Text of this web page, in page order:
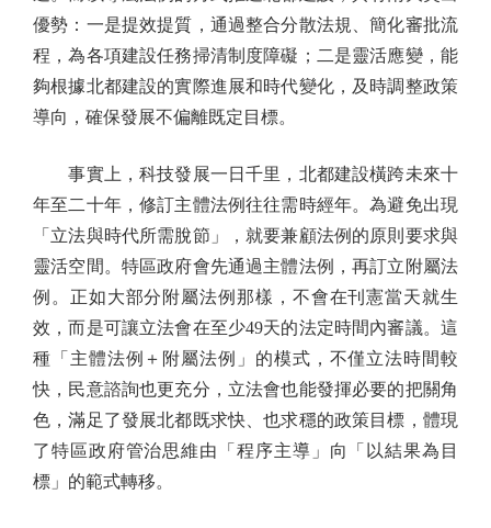
優勢：一是提效提質，通過整合分散法規、簡化審批流
程，為各項建設任務掃清制度障礙；二是靈活應變，能
夠根據北都建設的實際進展和時代變化，及時調整政策
導向，確保發展不偏離既定目標。
事實上，科技發展一日千里，北都建設橫跨未來十
年至二十年，修訂主體法例往往需時經年。為避免出現
「立法與時代所需脫節」，就要兼顧法例的原則要求與
靈活空間。特區政府會先通過主體法例，再訂立附屬法
例。正如大部分附屬法例那樣，不會在刊憲當天就生
效，而是可讓立法會在至少49天的法定時間內審議。這
種「主體法例＋附屬法例」的模式，不僅立法時間較
快，民意諮詢也更充分，立法會也能發揮必要的把關角
色，滿足了發展北都既求快、也求穩的政策目標，體現
了特區政府管治思維由「程序主導」向「以結果為目
標」的範式轉移。